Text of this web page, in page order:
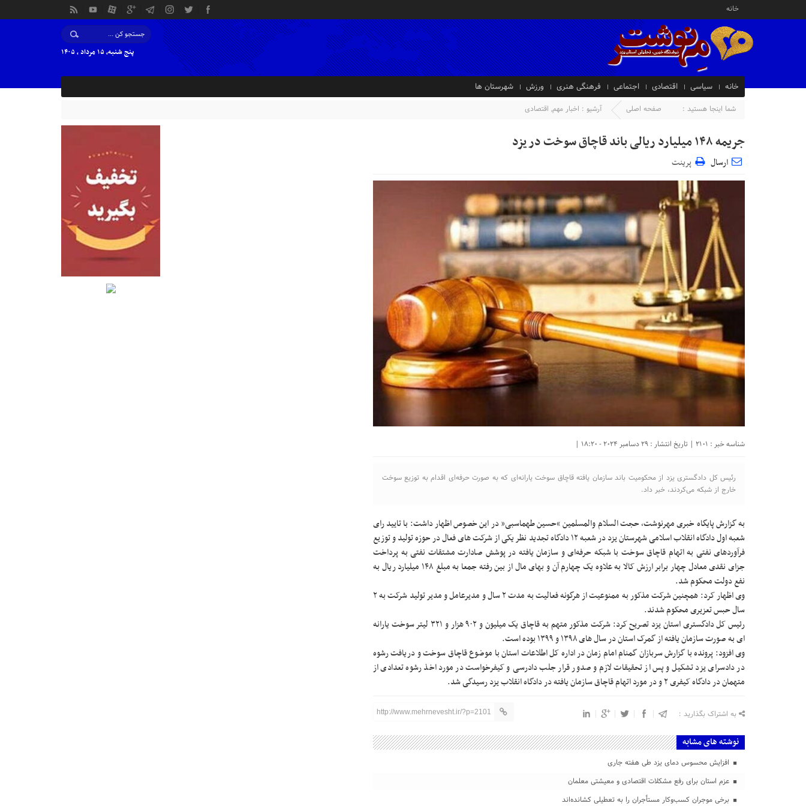
خانه
پنج شنبه, ۱۵ مرداد , ۱۴۰۵
خانه سیاسی اقتصادی اجتماعی فرهنگی هنری ورزش شهرستان ها
شما اینجا هستید : صفحه اصلی آرشیو : اخبار مهم, اقتصادی
جریمه ۱۴۸ میلیارد ریالی باند قاچاق سوخت در یزد
ارسال پرینت
شناسه خبر : 2101 | تاریخ انتشار : 29 دسامبر 2024 - 18:20 |
رئیس کل دادگستری یزد از محکومیت باند سازمان یافته قاچاق سوخت یارانه‌ای که به صورت حرفه‌ای اقدام به توزیع سوخت
خارج از شبکه می‌کردند، خبر داد.
به گزارش پایگاه خبری مهرنوشت، حجت السلام والمسلمین “حسین طهماسبی” در این خصوص اظهار داشت: با تایید رای
شعبه اول دادگاه انقلاب اسلامی شهرستان یزد در شعبه ۱۲ دادگاه تجدید نظر یکی از شرکت های فعال در حوزه تولید و توزیع
فرآوردهای نفتی به اتهام قاچاق سوخت با شبکه حرفه‌ای و سازمان یافته در پوشش صادارت مشتقات نفتی به پرداخت
جزای نقدی معادل چهار برابر ارزش کالا به علاوه یک چهارم آن و بهای مال از بین رفته جمعا به مبلغ ۱۴۸ میلیارد ریال به
نفع دولت محکوم شد.
وی اظهار کرد: همچنین شرکت مذکور به ممنوعیت از هرگونه فعالیت به مدت ۲ سال و مدیرعامل و مدیر تولید شرکت به ۲
سال حبس تعزیری محکوم شدند.
رئیس کل دادگستری استان یزد تصریح کرد: شرکت مذکور متهم به قاچاق یک میلیون و ۹۰۲ هزار و ۳۲۱ لیتر سوخت یارانه
ای به صورت سازمان یافته از گمرک استان در سال های ۱۳۹۸ و ۱۳۹۹ بوده است.
وی افزود: پرونده با گزارش سربازان گمنام امام زمان در اداره کل اطلاعات استان با موضوع قاچاق سوخت و دریافت رشوه
در دادسرای یزد تشکیل و پس از تحقیقات لازم و صدور قرار جلب دادرسی و کیفرخواست در مورد اخذ رشوه تعدادی از
متهمان در دادگاه کیفری ۲ و در مورد اتهام قاچاق سازمان یافته در دادگاه انقلاب یزد رسیدگی شد.
به اشتراک بگذارید : http://www.mehrnevesht.ir/?p=2101
نوشته های مشابه
افزایش محسوس دمای یزد طی هفته جاری
عزم استان برای رفع مشکلات اقتصادی و معیشتی معلمان
برخی موجران کسب‌وکار مستأجران را به تعطیلی کشانده‌اند